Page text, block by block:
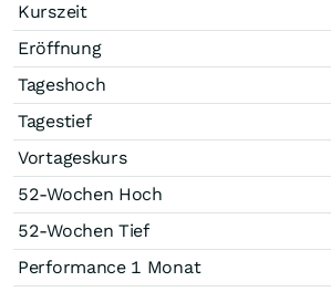
Kurszeit
Eröffnung
Tageshoch
Tagestief
Vortageskurs
52-Wochen Hoch
52-Wochen Tief
Performance 1 Monat